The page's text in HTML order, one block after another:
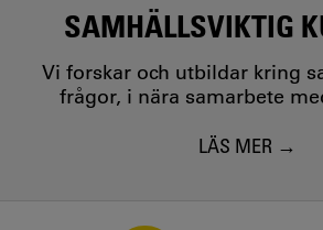
SAMHÄLLSVIKTIG
Vi forskar och utbildar kring
frågor, i nära samarbete
LÄS MER